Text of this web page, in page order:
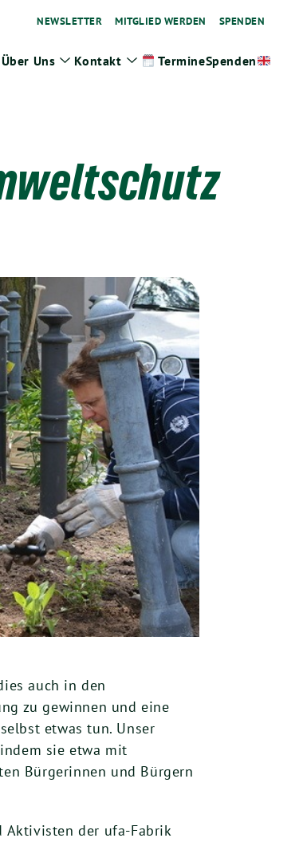
NEWSLETTER MITGLIED WERDEN SPENDEN
Über Uns Zeige
Kontakt ZeigeTermineSpenden
auch in den
zu gewinnen und eine
etwas tun. Unser
sie etwa mit
Bürgerinnen und Bürgern
der ufa-Fabrik